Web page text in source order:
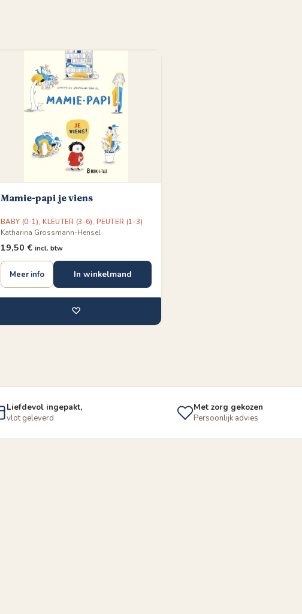
Mamie-papi je viens
BABY (0-1),KLEUTER (3-6),PEUTER (1-3)
Katharina Grossmann-Hensel
19,50 € incl. btw
Meer info In winkelmand
♡
Liefdevol ingepakt,
vlot geleverd
Met zorg gekozen
Persoonlijk advies